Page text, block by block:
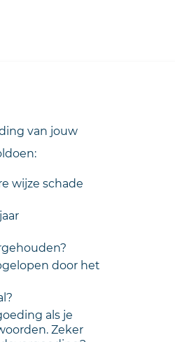
van jouw
wijze schade
door het
als je
Zeker